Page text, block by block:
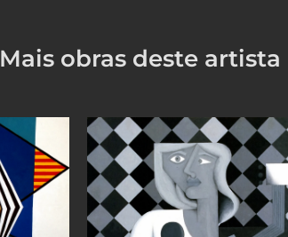
Mais obras deste artista